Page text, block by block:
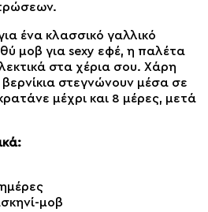
ένα κλασσικό γαλλικό
μοβ για sexy εφέ, η παλέτα
στα χέρια σου. Χάρη
στεγνώνουν μέσα σε
μέχρι και 8 μέρες, μετά
μοβ